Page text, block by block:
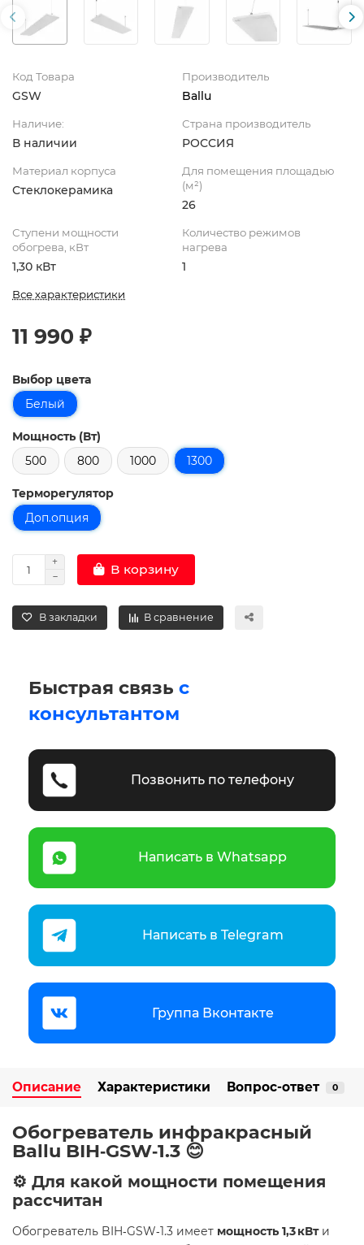
Код Товара
GSW
Производитель
Ballu
Наличие:
В наличии
Страна производитель
РОССИЯ
Материал корпуса
Стеклокерамика
Для помещения площадью
(м²)
26
Ступени мощности
обогрева, кВт
1,30 кВт
Количество режимов
нагрева
1
Все характеристики
11 990 ₽
Выбор цвета
Белый
Мощность (Вт)
500
800 1000 1300
Терморегулятор
Доп.опция
В корзину
В закладки В сравнение
Быстрая связь с
консультантом
Позвонить по телефону
Написать в Whatsapp
Написать в Telegram
Группа Вконтакте
Описание Характеристики Вопрос-ответ 0
Обогреватель инфракрасный
Ballu BIH‑GSW‑1.3 😊
⚙️ Для какой мощности помещения
рассчитан
Обогреватель BIH‑GSW‑1.3 имеет мощность 1,3 кВти